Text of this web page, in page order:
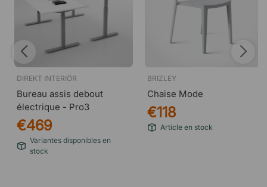
DIREKT INTERIÖR
Bureau assis debout
électrique - Pro3
€469
Variantes disponibles en
stock
BRIZLEY
Chaise Mode
€118
Article en stock